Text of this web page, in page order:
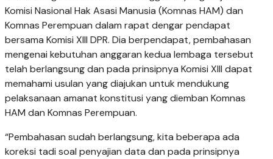
Komisi Nasional Hak Asasi Manusia (Komnas HAM) dan
Komnas Perempuan dalam rapat dengar pendapat
bersama Komisi XIII DPR. Dia berpendapat, pembahasan
mengenai kebutuhan anggaran kedua lembaga tersebut
telah berlangsung dan pada prinsipnya Komisi XIII dapat
memahami usulan yang diajukan untuk mendukung
pelaksanaan amanat konstitusi yang diemban Komnas
HAM dan Komnas Perempuan.
“Pembahasan sudah berlangsung, kita beberapa ada
koreksi tadi soal penyajian data dan pada prinsipnya